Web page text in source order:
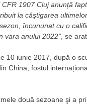
1907 Cluj anunţă
la câştigarea
încununat cu o
vara anului 2022” , se
10 iunie 2017, după o
China, fostul
două sezoane şi a